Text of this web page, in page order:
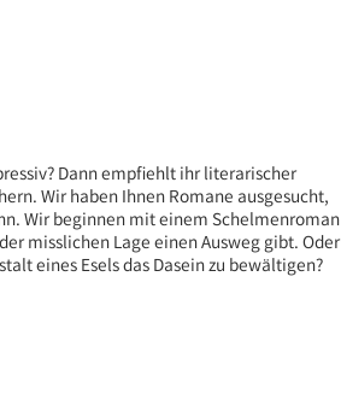
Dann empfiehlt ihr literarischer
Wir haben Ihnen Romane ausgesucht,
Wir beginnen mit einem Schelmenroman
misslichen Lage einen Ausweg gibt. Oder
eines Esels das Dasein zu bewältigen?